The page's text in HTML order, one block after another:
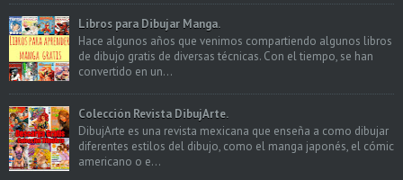
Libros para Dibujar Manga.
Hace algunos años que venimos compartiendo algunos libros
de dibujo gratis de diversas técnicas. Con el tiempo, se han
convertido en un...
Colección Revista DibujArte.
DibujArte es una revista mexicana que enseña a como dibujar
diferentes estilos del dibujo, como el manga japonés, el cómic
americano o e...